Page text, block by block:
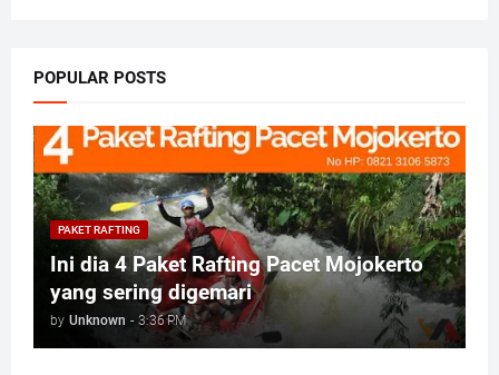
POPULAR POSTS
PAKET RAFTING
Ini dia 4 Paket Rafting Pacet Mojokerto
yang sering digemari
by Unknown - 3:36 PM